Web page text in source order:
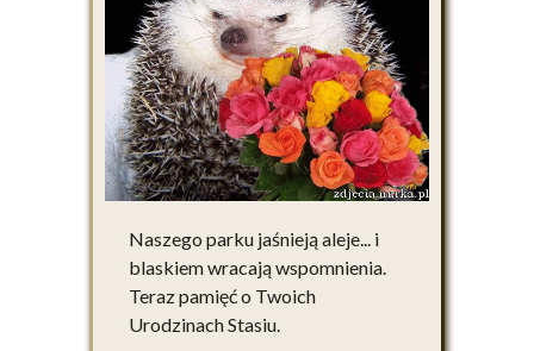
Naszego parku jaśnieją aleje... i
blaskiem wracają wspomnienia.
Teraz pamięć o Twoich
Urodzinach Stasiu.